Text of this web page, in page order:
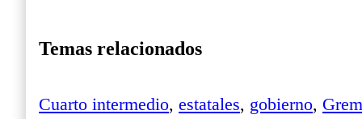
Temas relacionados
Cuarto intermedio, estatales, gobierno,